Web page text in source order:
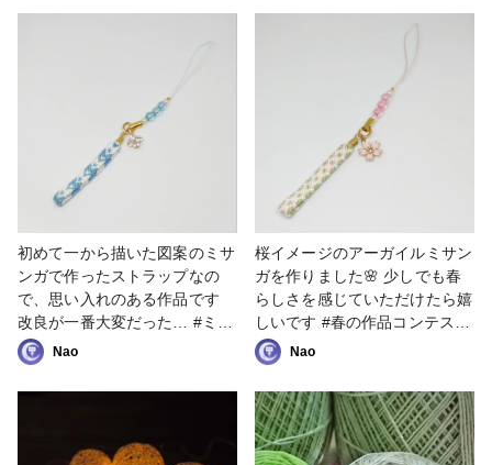
ました！ 悪魔を作り出すてん
ずいますぐに完成させたくなっ
てしまい 毛糸で作っても可愛
いかな〜とおもいつけてみたら
更に怖くなっちゃいました 難
しいなあ〜 次こそ目玉買う 目
れるといいなあ〜👾 #かぎ針編
み #レース糸 #6号
初めて一から描いた図案のミサ
ンガで作ったストラップなの
で、思い入れのある作品です
改良が一番大変だった… #ミサ
ンガ #レース糸 #ストラップ
Nao
桜イメージのアーガイルミサン
ガを作りました🌸 少しでも春
らしさを感じていただけたら嬉
しいです #春の作品コンテスト
2023 #ミサンガ #レース糸 #ス
トラップ
Nao